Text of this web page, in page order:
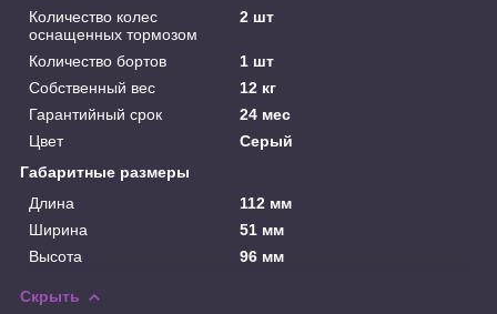
Количество колес
оснащенных тормозом
2 шт
Количество бортов
1 шт
Собственный вес
12 кг
Гарантийный срок
24 мес
Цвет
Серый
Габаритные размеры
Длина
112 мм
Ширина
51 мм
Высота
96 мм
Скрыть